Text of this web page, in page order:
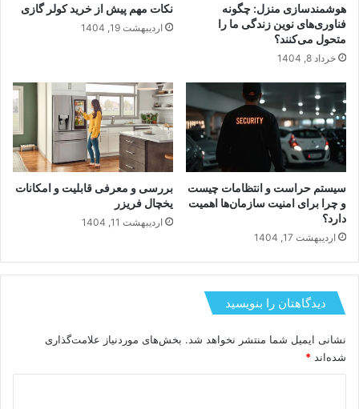
هوشمندسازی منزل: چگونه
فناوری‌های نوین زندگی ما را
متحول می‌کنند؟
خرداد 8, 1404
نکات مهم پیش از خرید کولر گازی
اردیبهشت 19, 1404
سیستم حراست و انتظامات چیست
و چرا برای امنیت سازمان‌ها اهمیت
دارد؟
اردیبهشت 17, 1404
بررسی و معرفی قابلیت و امکانات
یخچال فریزر
اردیبهشت 11, 1404
دیدگاهتان را بنویسید
نشانی ایمیل شما منتشر نخواهد شد. بخش‌های موردنیاز علامت‌گذاری
شده‌اند *